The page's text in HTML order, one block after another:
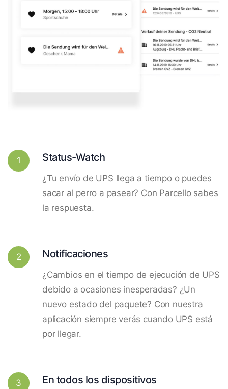
1 Status-Watch
¿Tu envío de UPS llega a tiempo o puedes
sacar al perro a pasear? Con Parcello sabes
la respuesta.
2 Notificaciones
¿Cambios en el tiempo de ejecución de UPS
debido a ocasiones inesperadas? ¿Un
nuevo estado del paquete? Con nuestra
aplicación siempre verás cuando UPS está
por llegar.
3 En todos los dispositivos